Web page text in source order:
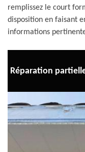
remplissez le court
disposition en faisant
informations
Réparation